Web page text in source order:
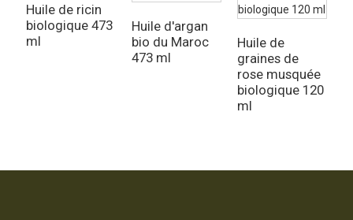
Huile de ricin
biologique 473
ml
Huile d'argan
bio du Maroc
473 ml
Huile de
graines de
rose musquée
biologique 120
ml